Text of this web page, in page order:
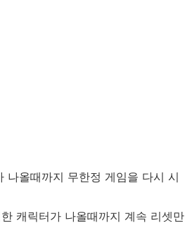
나올때까지 무한정 게임을 다시 시
캐릭터가 나올때까지 계속 리셋만